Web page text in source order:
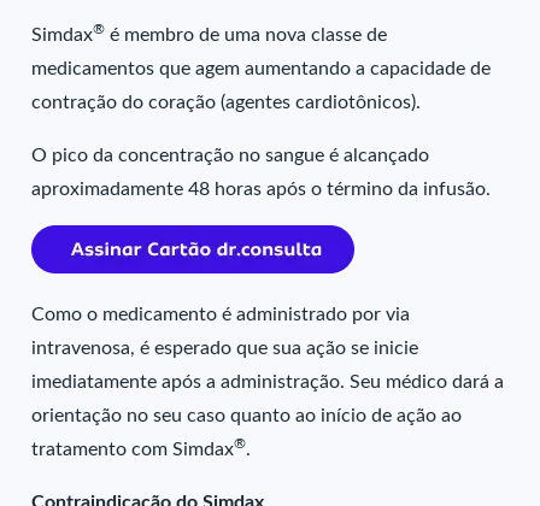
Simdax® é membro de uma nova classe de
medicamentos que agem aumentando a capacidade de
contração do coração (agentes cardiotônicos).
O pico da concentração no sangue é alcançado
aproximadamente 48 horas após o término da infusão.
Como o medicamento é administrado por via
intravenosa, é esperado que sua ação se inicie
imediatamente após a administração. Seu médico dará a
orientação no seu caso quanto ao início de ação ao
tratamento com Simdax®.